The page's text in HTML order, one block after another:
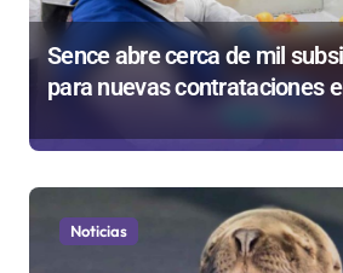
Sence abre cerca de mil
para nuevas contrataciones
Noticias